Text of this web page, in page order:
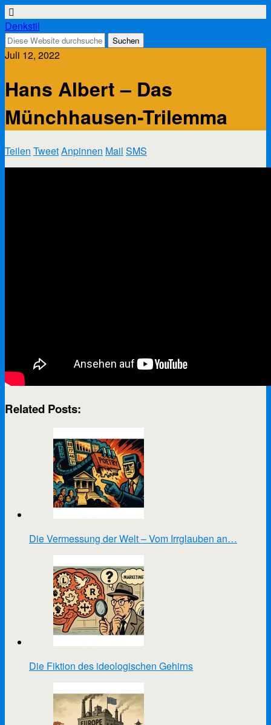
Denkstil
Juli 12, 2022
Hans Albert – Das
Münchhausen-Trilemma
Teilen TweetAnpinnen Mail SMS
Related Posts:
Die Vermessung der Welt – Vom Irrglauben an…
Die Fiktion des ideologischen Gehirns